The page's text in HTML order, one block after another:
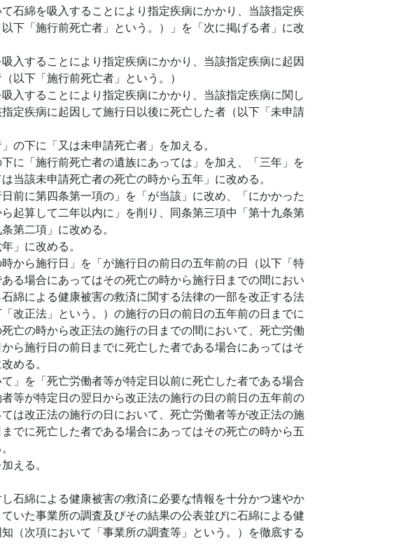
石綿を吸入することにより指定疾病にかかり、当該指定疾
下「施行前死亡者」という。）」を「次に掲げる者」に改
入することにより指定疾病にかかり、当該指定疾病に起因
以下「施行前死亡者」という。）
入することにより指定疾病にかかり、当該指定疾病に関し
定疾病に起因して施行日以後に死亡した者（以下「未申請
の下に「又は未申請死亡者」を加える。
に「施行前死亡者の遺族にあっては」を加え、「三年」を
当該未申請死亡者の死亡の時から五年」に改める。
前に第四条第一項の」を「が当該」に改め、「にかかった
起算して二年以内に」を削り、同条第三項中「第十九条第
第二項」に改める。
」に改める。
から施行日」を「が施行日の前日の五年前の日（以下「特
る場合にあってはその死亡の時から施行日までの間におい
綿による健康被害の救済に関する法律の一部を改正する法
改正法」という。）の施行の日の前日の五年前の日までに
亡の時から改正法の施行の日までの間において、死亡労働
ら施行日の前日までに死亡した者である場合にあってはそ
める。
」を「死亡労働者等が特定日以前に死亡した者である場合
等が特定日の翌日から改正法の施行の日の前日の五年前の
は改正法の施行の日において、死亡労働者等が改正法の施
でに死亡した者である場合にあってはその死亡の時から五
える。
石綿による健康被害の救済に必要な情報を十分かつ速やか
いた事業所の調査及びその結果の公表並びに石綿による健
（次項において「事業所の調査等」という。）を徹底する